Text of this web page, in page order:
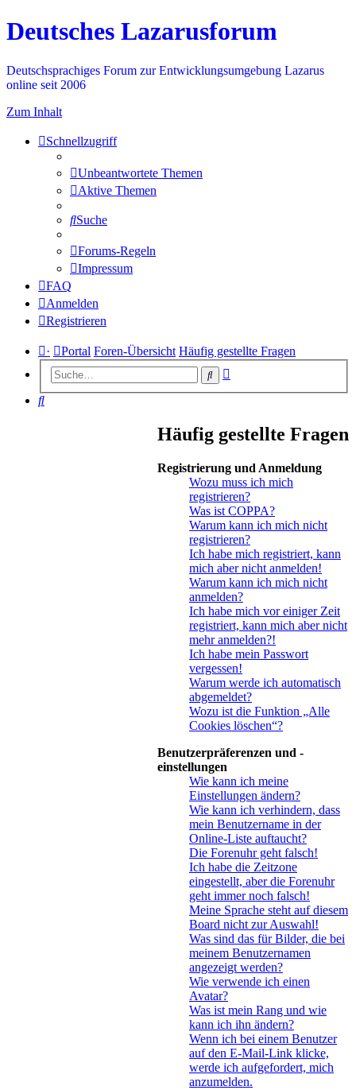
Deutsches Lazarusforum
Deutschsprachiges Forum zur Entwicklungsumgebung Lazarus
online seit 2006
Zum Inhalt
Schnellzugriff
Unbeantwortete Themen
Aktive Themen
Suche
Forums-Regeln
Impressum
FAQ
Anmelden
Registrieren
· Portal Foren-Übersicht Häufig gestellte Fragen
Suche
Suche
Häufig gestellte Fragen
Registrierung und Anmeldung
Wozu muss ich mich
registrieren?
Was ist COPPA?
Warum kann ich mich nicht
registrieren?
Ich habe mich registriert, kann
mich aber nicht anmelden!
Warum kann ich mich nicht
anmelden?
Ich habe mich vor einiger Zeit
registriert, kann mich aber nicht
mehr anmelden?!
Ich habe mein Passwort
vergessen!
Warum werde ich automatisch
abgemeldet?
Wozu ist die Funktion „Alle
Cookies löschen“?
Benutzerpräferenzen und -
einstellungen
Wie kann ich meine
Einstellungen ändern?
Wie kann ich verhindern, dass
mein Benutzername in der
Online-Liste auftaucht?
Die Forenuhr geht falsch!
Ich habe die Zeitzone
eingestellt, aber die Forenuhr
geht immer noch falsch!
Meine Sprache steht auf diesem
Board nicht zur Auswahl!
Was sind das für Bilder, die bei
meinem Benutzernamen
angezeigt werden?
Wie verwende ich einen
Avatar?
Was ist mein Rang und wie
kann ich ihn ändern?
Wenn ich bei einem Benutzer
auf den E-Mail-Link klicke,
werde ich aufgefordert, mich
anzumelden.